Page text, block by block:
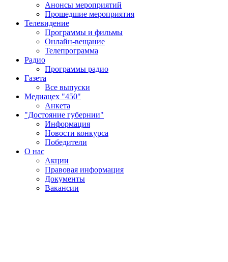
Анонсы мероприятий
Прошедшие мероприятия
Телевидение
Программы и фильмы
Онлайн-вещание
Телепрограмма
Радио
Программы радио
Газета
Все выпуски
Медиацех "450"
Анкета
"Достояние губернии"
Информация
Новости конкурса
Победители
О нас
Акции
Правовая информация
Документы
Вакансии